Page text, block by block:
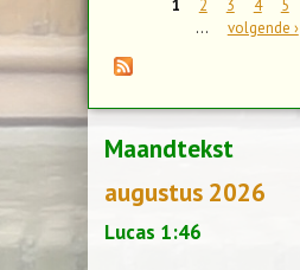
Pagina's
1 2 3 4 5
…
volgende ›
Maandtekst
augustus 2026
Lucas 1:46